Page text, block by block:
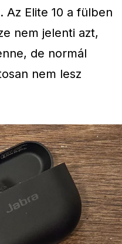
Az Elite 10 a fülben
nem jelenti azt,
de normál
nem lesz